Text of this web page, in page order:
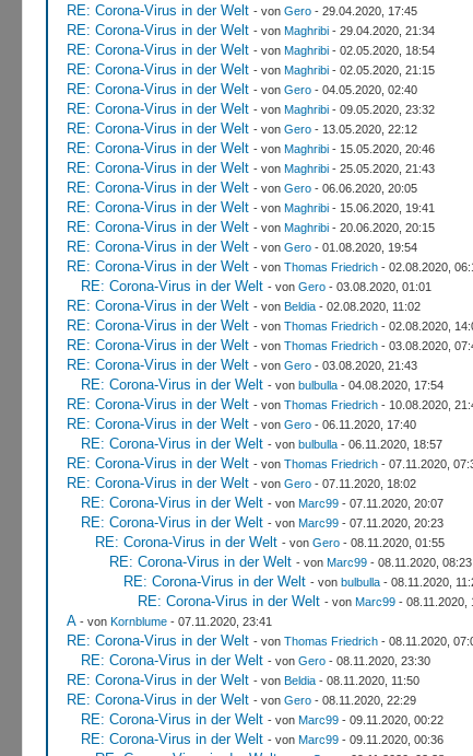
RE: Corona-Virus in der Welt - von Gero- 29.04.2020, 17:45
RE: Corona-Virus in der Welt - von Maghribi- 29.04.2020, 21:34
RE: Corona-Virus in der Welt - von Maghribi- 02.05.2020, 18:54
RE: Corona-Virus in der Welt - von Maghribi- 02.05.2020, 21:15
RE: Corona-Virus in der Welt - von Gero- 04.05.2020, 02:40
RE: Corona-Virus in der Welt - von Maghribi- 09.05.2020, 23:32
RE: Corona-Virus in der Welt - von Gero- 13.05.2020, 22:12
RE: Corona-Virus in der Welt - von Maghribi- 15.05.2020, 20:46
RE: Corona-Virus in der Welt - von Maghribi- 25.05.2020, 21:43
RE: Corona-Virus in der Welt - von Gero- 06.06.2020, 20:05
RE: Corona-Virus in der Welt - von Maghribi- 15.06.2020, 19:41
RE: Corona-Virus in der Welt - von Maghribi- 20.06.2020, 20:15
RE: Corona-Virus in der Welt - von Gero- 01.08.2020, 19:54
RE: Corona-Virus in der Welt - von Thomas Friedrich- 02.08.2020,
RE: Corona-Virus in der Welt - von Gero- 03.08.2020, 01:01
RE: Corona-Virus in der Welt - von Beldia- 02.08.2020, 11:02
RE: Corona-Virus in der Welt - von Thomas Friedrich- 02.08.2020,
RE: Corona-Virus in der Welt - von Thomas Friedrich- 03.08.2020,
RE: Corona-Virus in der Welt - von Gero- 03.08.2020, 21:43
RE: Corona-Virus in der Welt - von bulbulla- 04.08.2020, 17:54
RE: Corona-Virus in der Welt - von Thomas Friedrich- 10.08.2020,
RE: Corona-Virus in der Welt - von Gero- 06.11.2020, 17:40
RE: Corona-Virus in der Welt - von bulbulla- 06.11.2020, 18:57
RE: Corona-Virus in der Welt - von Thomas Friedrich- 07.11.2020,
RE: Corona-Virus in der Welt - von Gero- 07.11.2020, 18:02
RE: Corona-Virus in der Welt - von Marc99- 07.11.2020, 20:07
RE: Corona-Virus in der Welt - von Marc99- 07.11.2020, 20:23
RE: Corona-Virus in der Welt - von Gero- 08.11.2020, 01:55
RE: Corona-Virus in der Welt - von Marc99- 08.11.2020, 08:23
RE: Corona-Virus in der Welt - von bulbulla- 08.11.2020,
RE: Corona-Virus in der Welt - von Marc99- 08.11.2020,
A - von Kornblume- 07.11.2020, 23:41
RE: Corona-Virus in der Welt - von Thomas Friedrich- 08.11.2020,
RE: Corona-Virus in der Welt - von Gero- 08.11.2020, 23:30
RE: Corona-Virus in der Welt - von Beldia- 08.11.2020, 11:50
RE: Corona-Virus in der Welt - von Gero- 08.11.2020, 22:29
RE: Corona-Virus in der Welt - von Marc99- 09.11.2020, 00:22
RE: Corona-Virus in der Welt - von Marc99- 09.11.2020, 00:36